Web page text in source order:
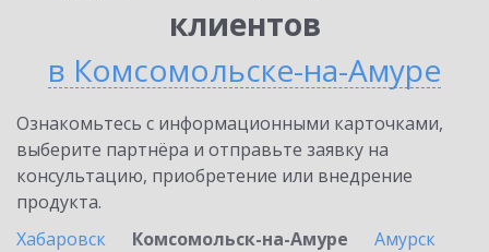
клиентов
в Комсомольске-на-Амуре
Ознакомьтесь с информационными карточками,
выберите партнёра и отправьте заявку на
консультацию, приобретение или внедрение
продукта.
Хабаровск
Комсомольск-на-Амуре
Амурск